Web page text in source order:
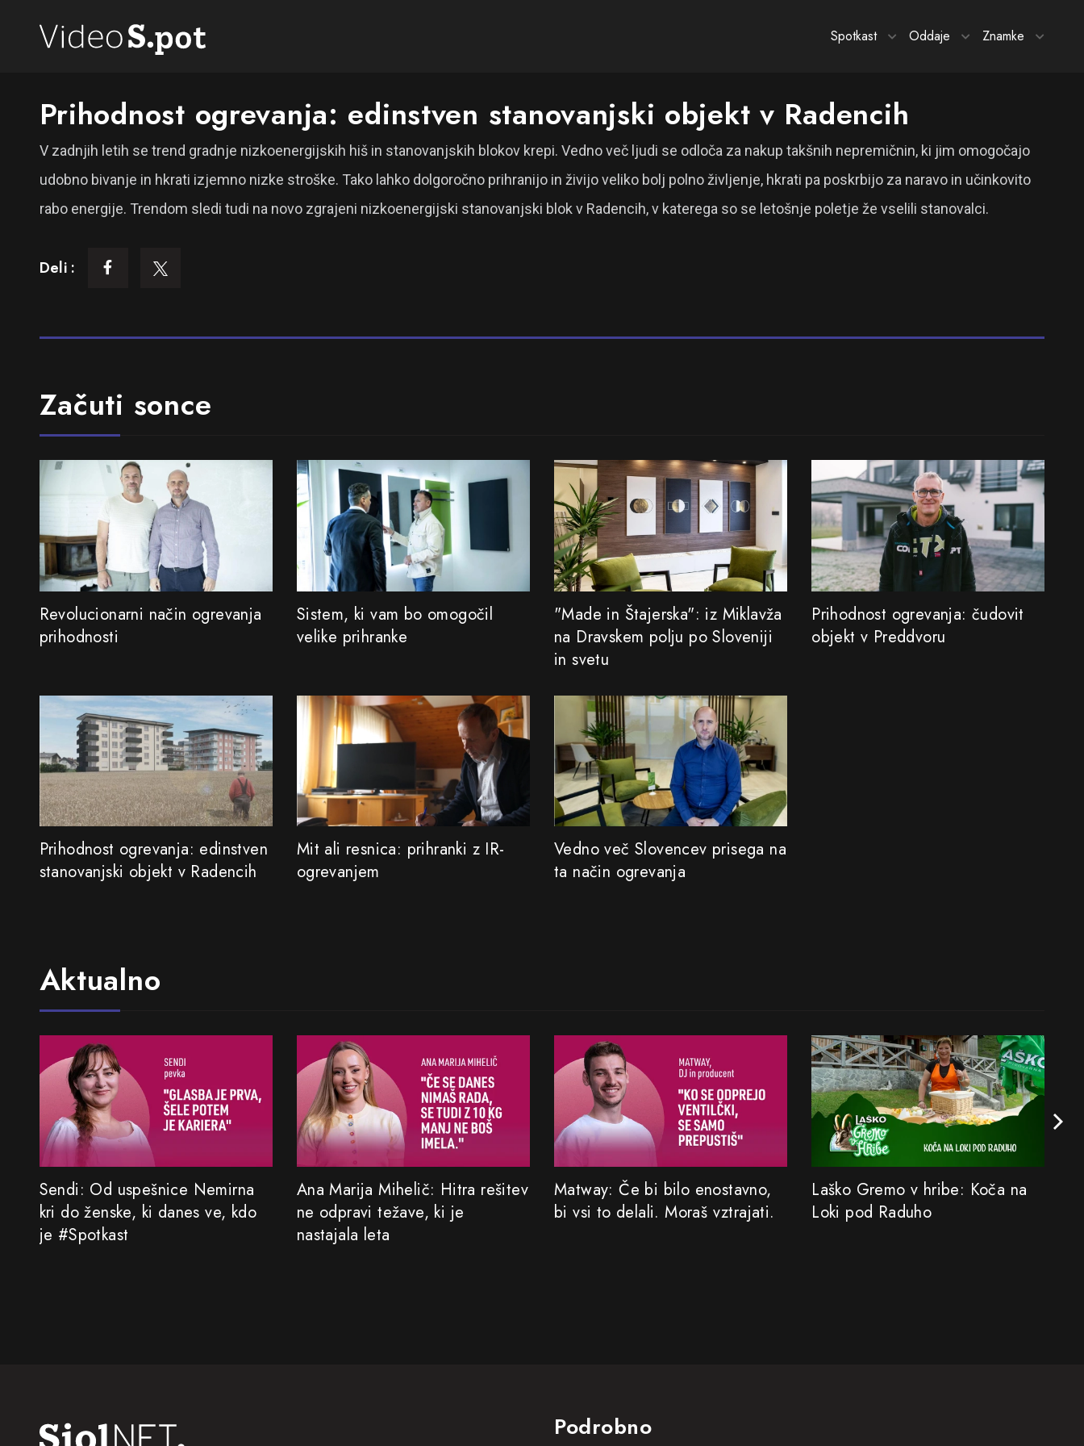
Spotkast Oddaje Znamke
Prihodnost ogrevanja: edinstven stanovanjski objekt v Radencih
V zadnjih letih se trend gradnje nizkoenergijskih hiš in stanovanjskih blokov krepi. Vedno več ljudi se odloča za nakup takšnih nepremičnin, ki jim omogočajo
udobno bivanje in hkrati izjemno nizke stroške. Tako lahko dolgoročno prihranijo in živijo veliko bolj polno življenje, hkrati pa poskrbijo za naravo in učinkovito
rabo energije. Trendom sledi tudi na novo zgrajeni nizkoenergijski stanovanjski blok v Radencih, v katerega so se letošnje poletje že vselili stanovalci.
Deli :
Začuti sonce
Revolucionarni način ogrevanja
prihodnosti
Sistem, ki vam bo omogočil
velike prihranke
"Made in Štajerska": iz Miklavža
na Dravskem polju po Sloveniji
in svetu
Prihodnost ogrevanja: čudovit
objekt v Preddvoru
Prihodnost ogrevanja: edinstven
stanovanjski objekt v Radencih
Mit ali resnica: prihranki z IR-
ogrevanjem
Vedno več Slovencev prisega na
ta način ogrevanja
Aktualno
Sendi: Od uspešnice Nemirna
kri do ženske, ki danes ve, kdo
je #Spotkast
Ana Marija Mihelič: Hitra rešitev
ne odpravi težave, ki je
nastajala leta
Matway: Če bi bilo enostavno,
bi vsi to delali. Moraš vztrajati.
Laško Gremo v hribe: Koča na
Loki pod Raduho
Podrobno